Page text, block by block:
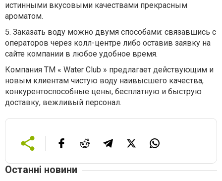
истинными вкусовыми качествами прекрасным
ароматом.
5. Заказать воду можно двумя способами: связавшись с
операторов через колл-центре либо оставив заявку на
сайте компании в любое удобное время.
Компания ТМ « Water Club » предлагает действующим и
новым клиентам чистую воду наивысшего качества,
конкурентоспособные цены, бесплатную и быструю
доставку, вежливый персонал.
Останні новини